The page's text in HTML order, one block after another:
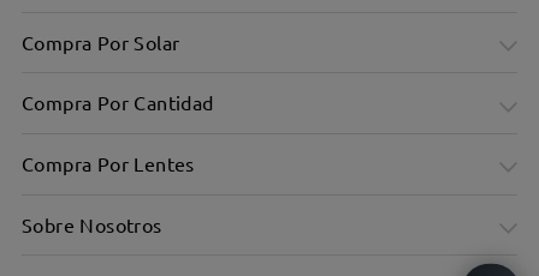
Compra Por Solar
Compra Por Cantidad
Compra Por Lentes
Sobre Nosotros